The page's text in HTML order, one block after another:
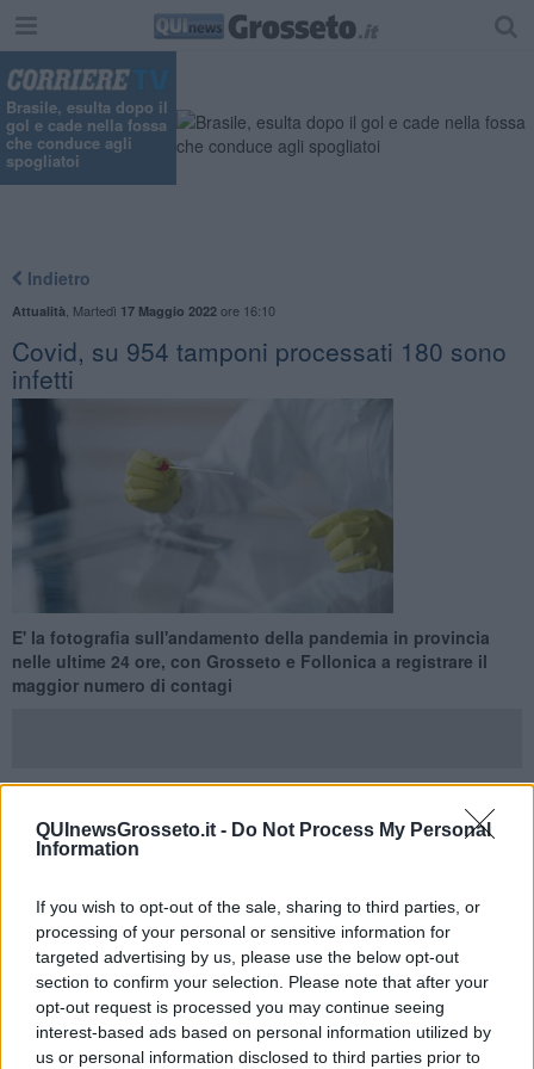
QUInewsGrosseto.it - Do Not Process My Personal
Information
If you wish to opt-out of the sale, sharing to third parties, or
processing of your personal or sensitive information for
targeted advertising by us, please use the below opt-out
section to confirm your selection. Please note that after your
opt-out request is processed you may continue seeing
interest-based ads based on personal information utilized by
us or personal information disclosed to third parties prior to
Brasile, esulta dopo il
gol e cade nella fossa
che conduce agli
spogliatoi
Indietro
Attualità Martedì 17 Maggio 2022ore 16:10
Covid, su 954 tamponi processati 180 sono
infetti
E' la fotografia sull'andamento della pandemia in provincia
nelle ultime 24 ore, con Grosseto e Follonica a registrare il
maggior numero di contagi
PROVINCIA DI GROSSETO —Su 954 tamponi processati nelle
ultime ventiquattro ore tra Grosseto e provincia sono
2, Capalbio 7, Castel Del Piano 3, Castell'Azzara 1, Castiglione
Della Pescaia 8, Cinigiano 1, Civitella Paganico 2, Follonica 24,
Gavorrano 8,Grosseto 63, Magliano In Toscana 2, Manciano 2,
Massa Marittima 7, Monte Argentario 12, Monterotondo Marittimo
4, Orbetello 10, Pitigliano 2, Roccalbegna 1, Roccastrada 10,
Scansano 1, Scarlino 6, Semproniano 4. Non si registra alcun
ulteriore decesso.